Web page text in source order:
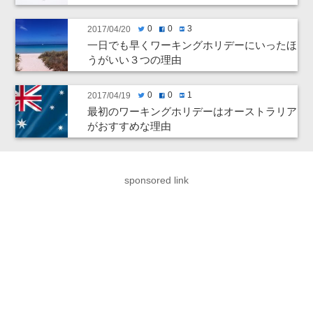
2017/04/20 twitter0 facebook0 hatenabookmark3
一日でも早くワーキングホリデーにいったほ
うがいい３つの理由
2017/04/19 twitter0 facebook0 hatenabookmark 1
最初のワーキングホリデーはオーストラリア
がおすすめな理由
sponsored link